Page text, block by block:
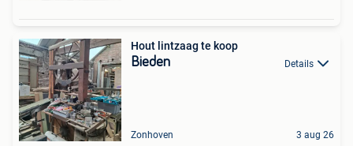
Hout lintzaag te koop
Bieden Details
Zonhoven 3 aug 26